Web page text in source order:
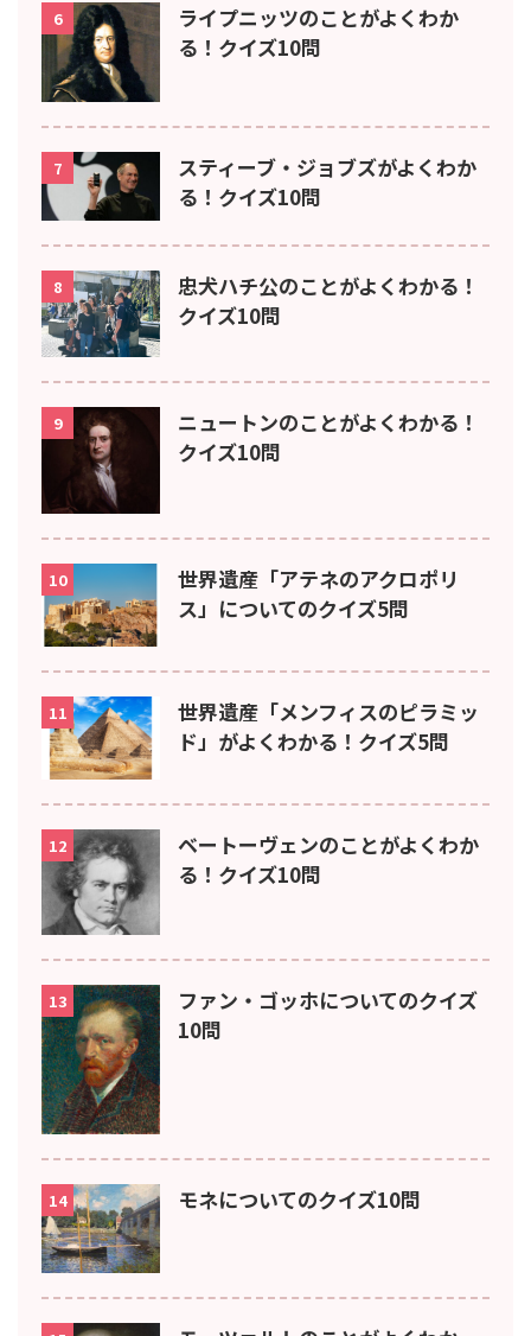
6
ライプニッツのことがよくわか
る！クイズ10問
7
スティーブ・ジョブズがよくわか
る！クイズ10問
8
忠犬ハチ公のことがよくわかる！
クイズ10問
9
ニュートンのことがよくわかる！
クイズ10問
10
世界遺産「アテネのアクロポリ
ス」についてのクイズ5問
11
世界遺産「メンフィスのピラミッ
ド」がよくわかる！クイズ5問
12
ベートーヴェンのことがよくわか
る！クイズ10問
13
ファン・ゴッホについてのクイズ
10問
14 モネについてのクイズ10問